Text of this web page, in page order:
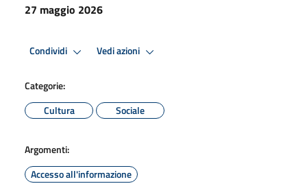
27 maggio 2026
Condividi Vedi azioni
Categorie:
Cultura
Sociale
Argomenti:
Accesso all'informazione